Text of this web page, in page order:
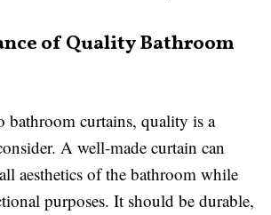
of Quality Bathroom
bathroom curtains, quality is a
A well-made curtain can
aesthetics of the bathroom while
purposes. It should be durable,